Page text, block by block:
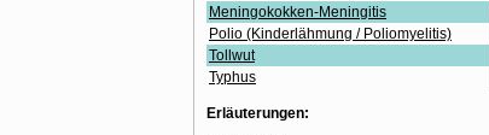
Meningokokken-Meningitis
Polio (Kinderlähmung / Poliomyelitis)
Tollwut
Typhus
Erläuterungen: